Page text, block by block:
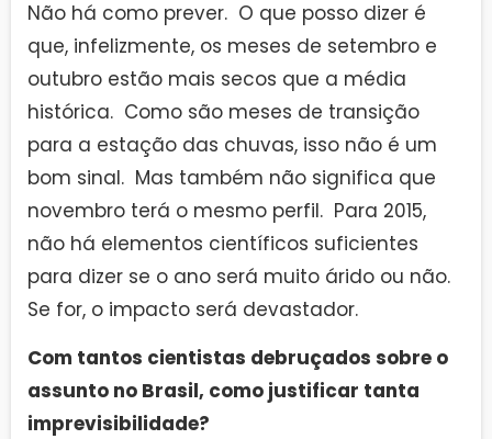
Não há como prever. O que posso dizer é
que, infelizmente, os meses de setembro e
outubro estão mais secos que a média
histórica. Como são meses de transição
para a estação das chuvas, isso não é um
bom sinal. Mas também não significa que
novembro terá o mesmo perfil. Para 2015,
não há elementos científicos suficientes
para dizer se o ano será muito árido ou não.
Se for, o impacto será devastador.
Com tantos cientistas debruçados sobre o
assunto no Brasil, como justificar tanta
imprevisibilidade?